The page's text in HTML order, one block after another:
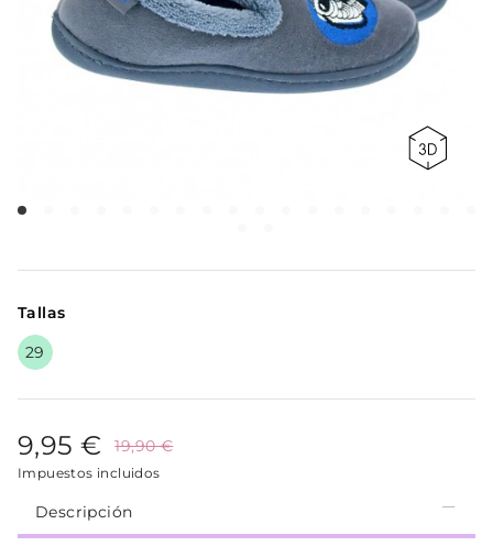
Tallas
29
9,95 € 19,90 €
Impuestos incluidos
Descripción